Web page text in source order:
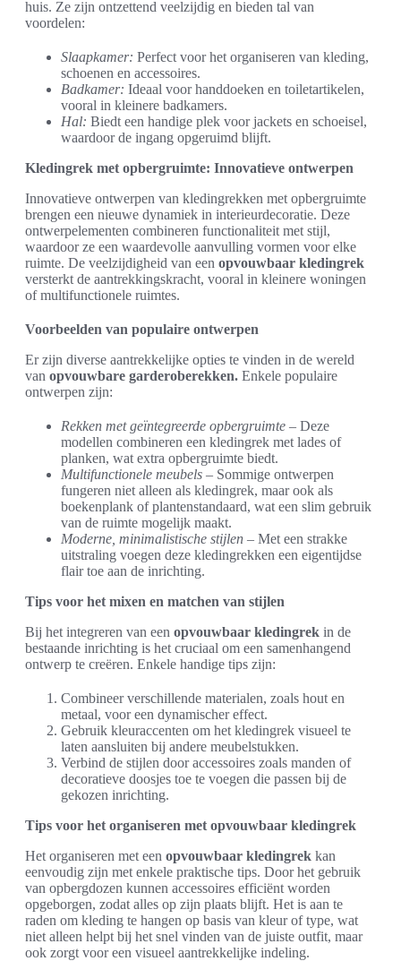
huis. Ze zijn ontzettend veelzijdig en bieden tal van
voordelen:
Slaapkamer: Perfect voor het organiseren van kleding,
schoenen en accessoires.
Badkamer: Ideaal voor handdoeken en toiletartikelen,
vooral in kleinere badkamers.
Hal: Biedt een handige plek voor jackets en schoeisel,
waardoor de ingang opgeruimd blijft.
Kledingrek met opbergruimte: Innovatieve ontwerpen
Innovatieve ontwerpen van kledingrekken met opbergruimte
brengen een nieuwe dynamiek in interieurdecoratie. Deze
ontwerpelementen combineren functionaliteit met stijl,
waardoor ze een waardevolle aanvulling vormen voor elke
ruimte. De veelzijdigheid van een opvouwbaar kledingrek
versterkt de aantrekkingskracht, vooral in kleinere woningen
of multifunctionele ruimtes.
Voorbeelden van populaire ontwerpen
Er zijn diverse aantrekkelijke opties te vinden in de wereld
van opvouwbare garderoberekken. Enkele populaire
ontwerpen zijn:
Rekken met geïntegreerde opbergruimte – Deze
modellen combineren een kledingrek met lades of
planken, wat extra opbergruimte biedt.
Multifunctionele meubels – Sommige ontwerpen
fungeren niet alleen als kledingrek, maar ook als
boekenplank of plantenstandaard, wat een slim gebruik
van de ruimte mogelijk maakt.
Moderne, minimalistische stijlen – Met een strakke
uitstraling voegen deze kledingrekken een eigentijdse
flair toe aan de inrichting.
Tips voor het mixen en matchen van stijlen
Bij het integreren van een opvouwbaar kledingrek in de
bestaande inrichting is het cruciaal om een samenhangend
ontwerp te creëren. Enkele handige tips zijn:
Combineer verschillende materialen, zoals hout en
metaal, voor een dynamischer effect.
Gebruik kleuraccenten om het kledingrek visueel te
laten aansluiten bij andere meubelstukken.
Verbind de stijlen door accessoires zoals manden of
decoratieve doosjes toe te voegen die passen bij de
gekozen inrichting.
Tips voor het organiseren met opvouwbaar kledingrek
Het organiseren met een opvouwbaar kledingrek kan
eenvoudig zijn met enkele praktische tips. Door het gebruik
van opbergdozen kunnen accessoires efficiënt worden
opgeborgen, zodat alles op zijn plaats blijft. Het is aan te
raden om kleding te hangen op basis van kleur of type, wat
niet alleen helpt bij het snel vinden van de juiste outfit, maar
ook zorgt voor een visueel aantrekkelijke indeling.